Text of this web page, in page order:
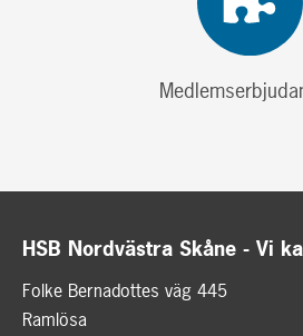
HSB Nordvästra Skåne - Vi
Folke Bernadottes väg 445
Ramlösa